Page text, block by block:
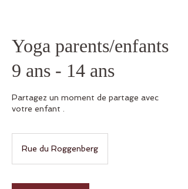
Yoga parents/enfants
9 ans - 14 ans
Partagez un moment de partage avec
votre enfant .
Rue du Roggenberg